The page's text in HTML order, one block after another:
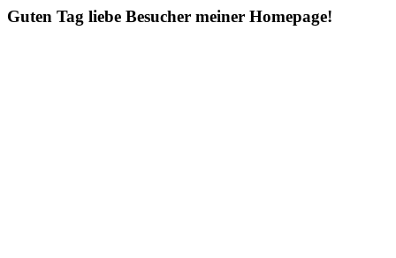
Guten Tag liebe Besucher meiner Homepage!